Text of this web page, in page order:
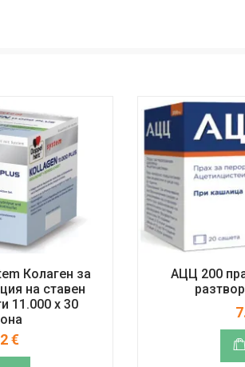
Колаген за
на ставен
11.000 x 30
€
АЦЦ 200